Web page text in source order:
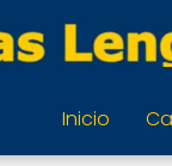
Inicio